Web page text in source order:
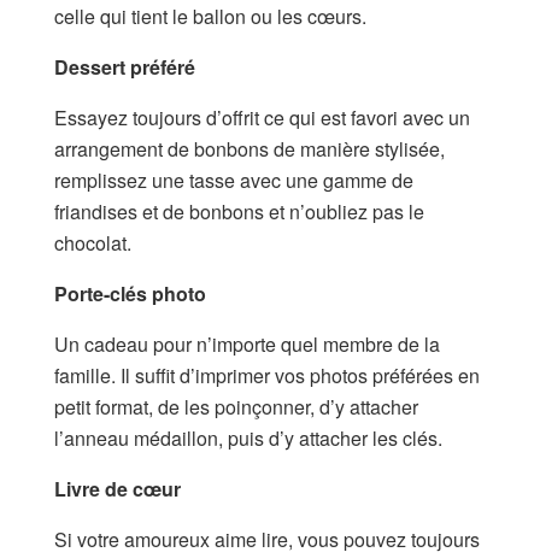
celle qui tient le ballon ou les cœurs.
Dessert préféré
Essayez toujours d’offrit ce qui est favori avec un
arrangement de bonbons de manière stylisée,
remplissez une tasse avec une gamme de
friandises et de bonbons et n’oubliez pas le
chocolat.
Porte-clés photo
Un cadeau pour n’importe quel membre de la
famille. Il suffit d’imprimer vos photos préférées en
petit format, de les poinçonner, d’y attacher
l’anneau médaillon, puis d’y attacher les clés.
Livre de cœur
Si votre amoureux aime lire, vous pouvez toujours